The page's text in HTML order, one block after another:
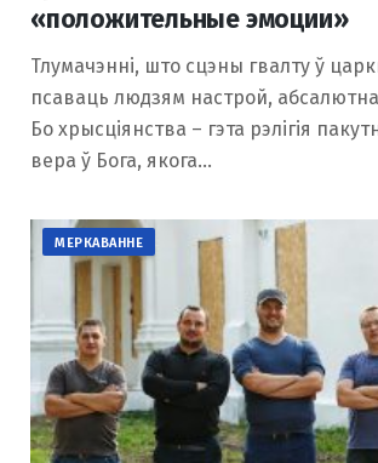
«положительные эмоции»
Тлумачэнні, што сцэны гвалту ў
псаваць людзям настрой,
Бо хрысціянства – гэта рэлігія
вера ў Бога, якога…
МЕРКАВАННЕ